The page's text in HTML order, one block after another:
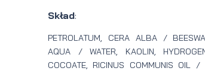
Skład:
PETROLATUM, CERA ALBA /
AQUA / WATER, KAOLIN,
COCOATE, RICINUS COMMUNIS OIL